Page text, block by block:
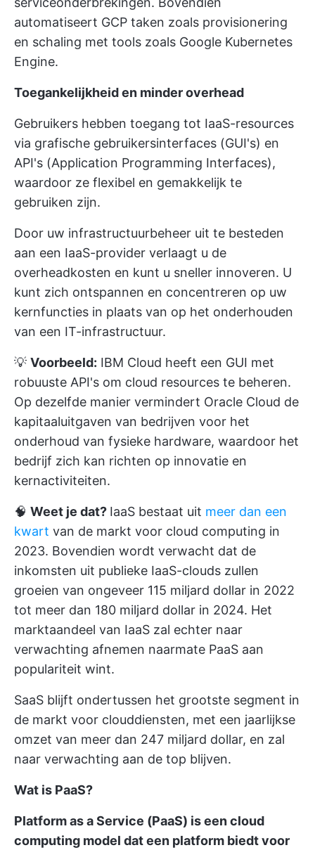
automatiseert GCP taken zoals provisionering
en schaling met tools zoals Google Kubernetes
Engine.
Toegankelijkheid en minder overhead
Gebruikers hebben toegang tot IaaS-resources
via grafische gebruikersinterfaces (GUI's) en
API's (Application Programming Interfaces),
waardoor ze flexibel en gemakkelijk te
gebruiken zijn.
Door uw infrastructuurbeheer uit te besteden
aan een IaaS-provider verlaagt u de
overheadkosten en kunt u sneller innoveren. U
kunt zich ontspannen en concentreren op uw
kernfuncties in plaats van op het onderhouden
van een IT-infrastructuur.
💡 Voorbeeld: IBM Cloud heeft een GUI met
robuuste API's om cloud resources te beheren.
Op dezelfde manier vermindert Oracle Cloud de
kapitaaluitgaven van bedrijven voor het
onderhoud van fysieke hardware, waardoor het
bedrijf zich kan richten op innovatie en
kernactiviteiten.
🧠 Weet je dat? IaaS bestaat uit meer dan een
kwart van de markt voor cloud computing in
2023. Bovendien wordt verwacht dat de
inkomsten uit publieke IaaS-clouds zullen
groeien van ongeveer 115 miljard dollar in 2022
tot meer dan 180 miljard dollar in 2024. Het
marktaandeel van IaaS zal echter naar
verwachting afnemen naarmate PaaS aan
populariteit wint.
SaaS blijft ondertussen het grootste segment in
de markt voor clouddiensten, met een jaarlijkse
omzet van meer dan 247 miljard dollar, en zal
naar verwachting aan de top blijven.
Wat is PaaS?
Platform as a Service (PaaS) is een cloud
computing model dat een platform biedt voor